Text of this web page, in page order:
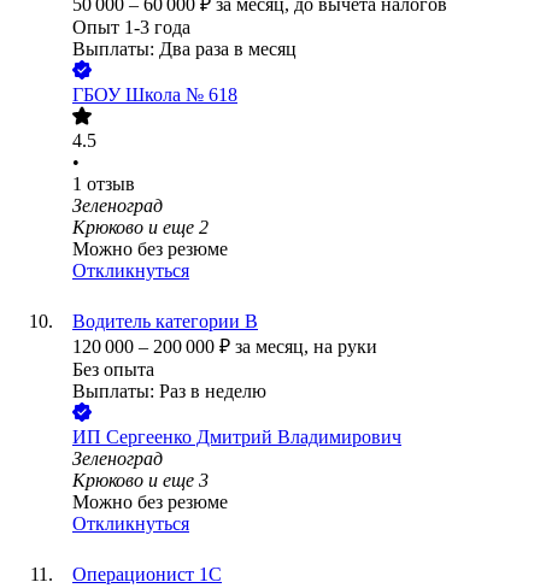
50 000 – 60 000 ₽ за месяц, до вычета налогов
Опыт 1-3 года
Выплаты: Два раза в месяц
ГБОУ Школа № 618
4.5
•
1 отзыв
Зеленоград
Крюково и еще 2
Можно без резюме
Откликнуться
Водитель категории В
120 000 – 200 000 ₽ за месяц, на руки
Без опыта
Выплаты: Раз в неделю
ИП Сергеенко Дмитрий Владимирович
Зеленоград
Крюково и еще 3
Можно без резюме
Откликнуться
Операционист 1С